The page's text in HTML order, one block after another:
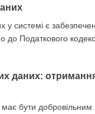
є
до Податкового
даних:
бути